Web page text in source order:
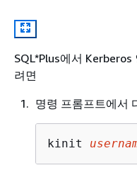
SQL*Plus에서
려면
명령 프롬프트에서
kinit